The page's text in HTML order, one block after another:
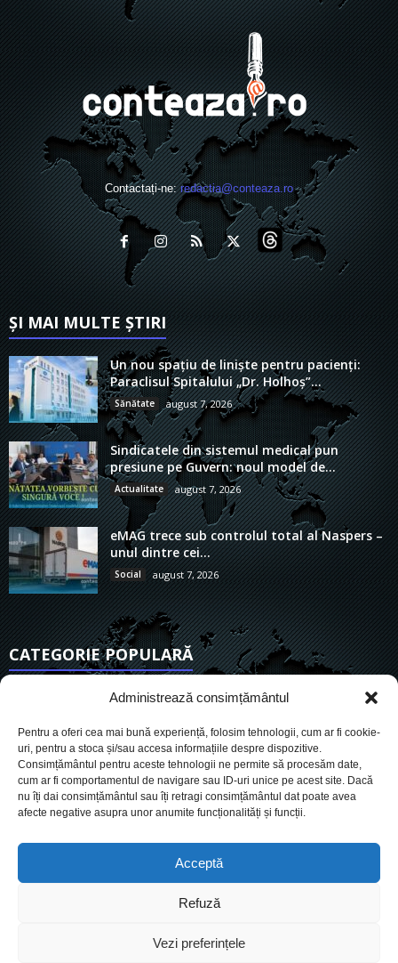
Administrează consimțământul
Pentru a oferi cea mai bună experiență, folosim tehnologii, cum ar fi cookie-
uri, pentru a stoca și/sau accesa informațiile despre dispozitive.
Consimțământul pentru aceste tehnologii ne permite să procesăm date,
cum ar fi comportamentul de navigare sau ID-uri unice pe acest site. Dacă
nu îți dai consimțământul sau îți retragi consimțământul dat poate avea
afecte negative asupra unor anumite funcționalități și funcții.
Acceptă
Refuză
Vezi preferințele
Contactați-ne:redactia@conteaza.ro
ȘI MAI MULTE ȘTIRI
Un nou spațiu de liniște pentru pacienți:
Paraclisul Spitalului „Dr. Holhoș”...
Sănătate august 7, 2026
Sindicatele din sistemul medical pun
presiune pe Guvern: noul model de...
Actualitate august 7, 2026
eMAG trece sub controlul total al Naspers –
unul dintre cei...
Social august 7, 2026
CATEGORIE POPULARĂ
6910
Social
Politic
Economie
561
Despre Noi Termeni si conditii